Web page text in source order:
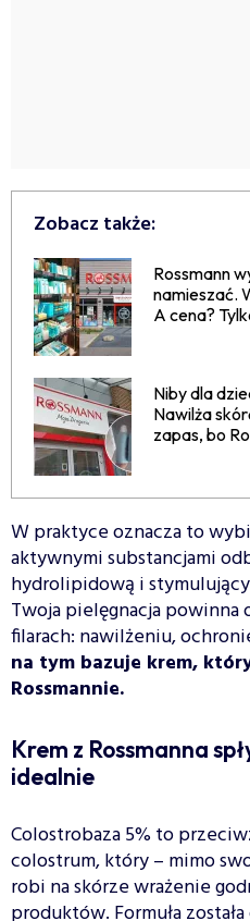
Zobacz także:
Rossmann
namieszać.
A cena?
Niby dla
Nawilża
zapas, bo
W praktyce oznacza to
aktywnymi substancjami
hydrolipidową i
Twoja pielęgnacja powinna
filarach: nawilżeniu,
na tym bazuje krem,
Rossmannie.
Krem z Rossmanna
idealnie
Colostrobaza 5% to
colostrum, który – mimo
robi na skórze wrażenie
produktów. Formuła